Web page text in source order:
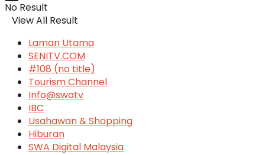
No Result
View All Result
Laman Utama
SENITV.COM
#108 (no title)
Tourism Channel
Info@swatv
IBC
Usahawan & Shopping
Hiburan
SWA Digital Malaysia